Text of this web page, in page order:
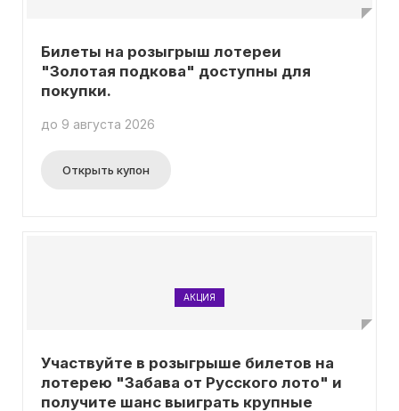
Билеты на розыгрыш лотереи
"Золотая подкова" доступны для
покупки.
до 9 августа 2026
Открыть купон
АКЦИЯ
Участвуйте в розыгрыше билетов на
лотерею "Забава от Русского лото" и
получите шанс выиграть крупные